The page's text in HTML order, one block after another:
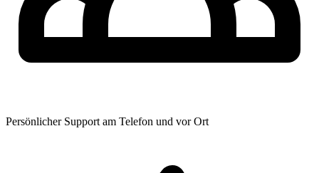
Persönlicher Support am Telefon und vor Ort